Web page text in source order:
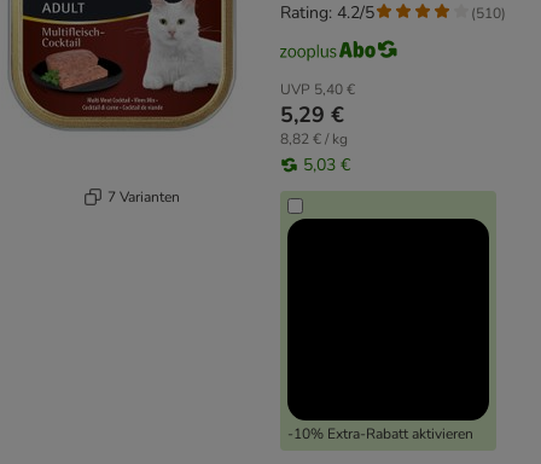
7 Varianten
UVP 5,40 €
5,29 €
8,82 € / kg
5,03 €
-10% Extra-Rabatt aktivieren
Rating: 4.2/5 (510)